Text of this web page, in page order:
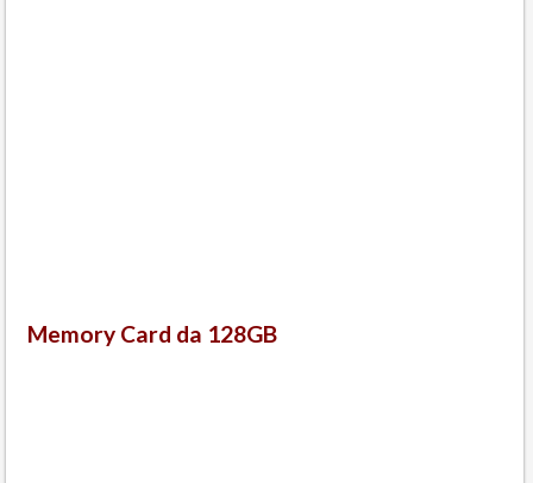
Memory Card da 128GB